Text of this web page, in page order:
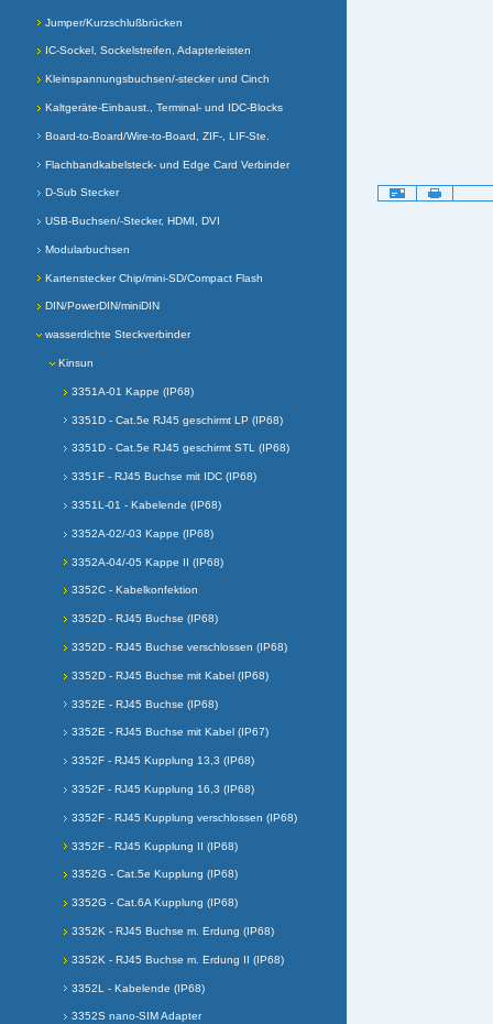
Jumper/Kurzschlußbrücken
IC-Sockel, Sockelstreifen, Adapterleisten
Kleinspannungsbuchsen/-stecker und Cinch
Kaltgeräte-Einbaust., Terminal- und IDC-Blocks
Board-to-Board/Wire-to-Board, ZIF-, LIF-Ste.
Flachbandkabelsteck- und Edge Card Verbinder
D-Sub Stecker
USB-Buchsen/-Stecker, HDMI, DVI
Modularbuchsen
Kartenstecker Chip/mini-SD/Compact Flash
DIN/PowerDIN/miniDIN
wasserdichte Steckverbinder
Kinsun
3351A-01 Kappe (IP68)
3351D - Cat.5e RJ45 geschirmt LP (IP68)
3351D - Cat.5e RJ45 geschirmt STL (IP68)
3351F - RJ45 Buchse mit IDC (IP68)
3351L-01 - Kabelende (IP68)
3352A-02/-03 Kappe (IP68)
3352A-04/-05 Kappe II (IP68)
3352C - Kabelkonfektion
3352D - RJ45 Buchse (IP68)
3352D - RJ45 Buchse verschlossen (IP68)
3352D - RJ45 Buchse mit Kabel (IP68)
3352E - RJ45 Buchse (IP68)
3352E - RJ45 Buchse mit Kabel (IP67)
3352F - RJ45 Kupplung 13,3 (IP68)
3352F - RJ45 Kupplung 16,3 (IP68)
3352F - RJ45 Kupplung verschlossen (IP68)
3352F - RJ45 Kupplung II (IP68)
3352G - Cat.5e Kupplung (IP68)
3352G - Cat.6A Kupplung (IP68)
3352K - RJ45 Buchse m. Erdung (IP68)
3352K - RJ45 Buchse m. Erdung II (IP68)
3352L - Kabelende (IP68)
3352S nano-SIM Adapter
Artikelaktionen